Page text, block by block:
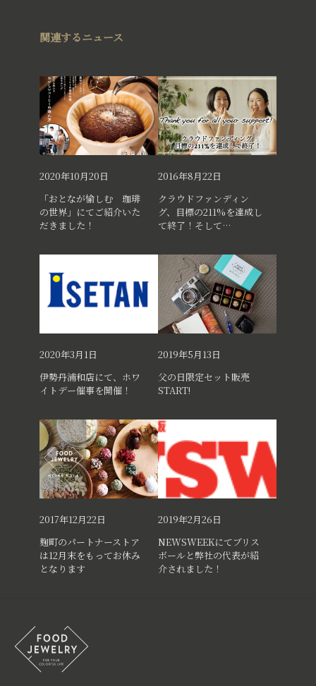
関連するニュース
2020年10月20日
「おとなが愉しむ 珈琲
の世界」にてご紹介いた
だきました！
2016年8月22日
クラウドファンディン
グ、目標の211%を達成し
て終了！そして…
2020年3月1日
伊勢丹浦和店にて、ホワ
イトデー催事を開催！
2019年5月13日
父の日限定セット販売
START!
2017年12月22日
麹町のパートナーストア
は12月末をもってお休み
となります
2019年2月26日
NEWSWEEKにてブリス
ボールと弊社の代表が紹
介されました！